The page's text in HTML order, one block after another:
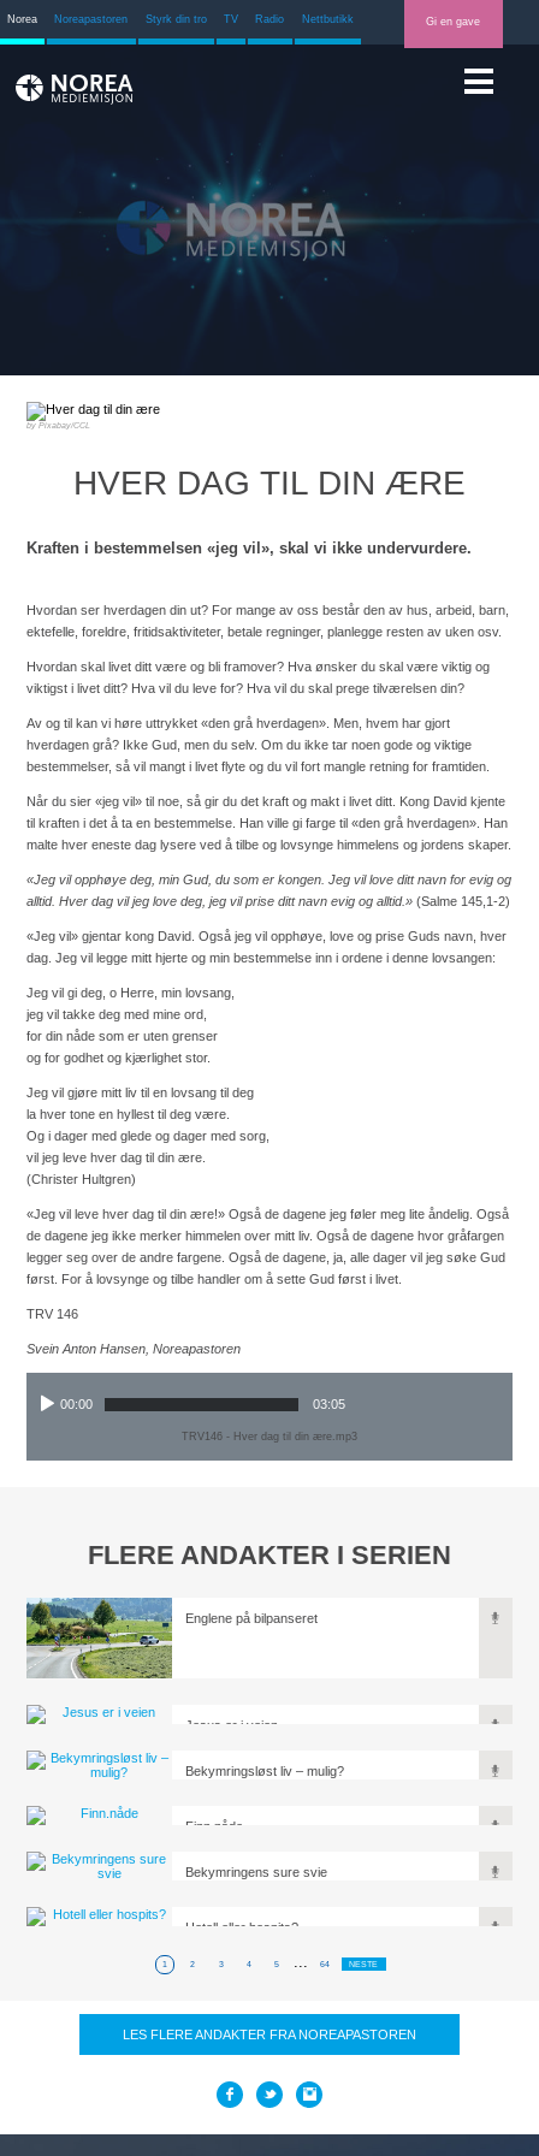
Norea Noreapastoren Styrk din tro TV Radio Nettbutikk Gi en gave
Pixabay/CCL
HVER DAG TIL DIN ÆRE
Kraften i bestemmelsen «jeg vil», skal vi ikke undervurdere.
Hvordan ser hverdagen din ut? For mange av oss består den av hus, arbeid, barn,
ektefelle, foreldre, fritidsaktiviteter, betale regninger, planlegge resten av uken osv.
Hvordan skal livet ditt være og bli framover? Hva ønsker du skal være viktig og
viktigst i livet ditt? Hva vil du leve for? Hva vil du skal prege tilværelsen din?
Av og til kan vi høre uttrykket «den grå hverdagen». Men, hvem har gjort
hverdagen grå? Ikke Gud, men du selv. Om du ikke tar noen gode og viktige
bestemmelser, så vil mangt i livet flyte og du vil fort mangle retning for framtiden.
Når du sier «jeg vil» til noe, så gir du det kraft og makt i livet ditt. Kong David kjente
til kraften i det å ta en bestemmelse. Han ville gi farge til «den grå hverdagen». Han
malte hver eneste dag lysere ved å tilbe og lovsynge himmelens og jordens skaper.
«Jeg vil opphøye deg, min Gud, du som er kongen. Jeg vil love ditt navn for evig og
alltid. Hver dag vil jeg love deg, jeg vil prise ditt navn evig og alltid.» (Salme 145,1-2)
«Jeg vil» gjentar kong David. Også jeg vil opphøye, love og prise Guds navn, hver
dag. Jeg vil legge mitt hjerte og min bestemmelse inn i ordene i denne lovsangen:
Jeg vil gi deg, o Herre, min lovsang,
jeg vil takke deg med mine ord,
for din nåde som er uten grenser
og for godhet og kjærlighet stor.
Jeg vil gjøre mitt liv til en lovsang til deg
la hver tone en hyllest til deg være.
Og i dager med glede og dager med sorg,
vil jeg leve hver dag til din ære.
(Christer Hultgren)
«Jeg vil leve hver dag til din ære!» Også de dagene jeg føler meg lite åndelig. Også
de dagene jeg ikke merker himmelen over mitt liv. Også de dagene hvor gråfargen
legger seg over de andre fargene. Også de dagene, ja, alle dager vil jeg søke Gud
først. For å lovsynge og tilbe handler om å sette Gud først i livet.
TRV 146
Svein Anton Hansen, Noreapastoren
00:00 03:05
TRV146 - Hver dag til din ære.mp3
FLERE ANDAKTER I SERIEN
Englene på bilpanseret
Jesus er i veien
Bekymringsløst liv – mulig?
Finn.nåde
Bekymringens sure svie
Hotell eller hospits?
1 2 3 4 5 64 NESTE
LES FLERE ANDAKTER FRA NOREAPASTOREN